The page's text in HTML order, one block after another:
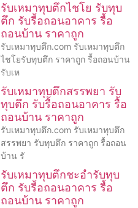
รับเหมาทุบตึกไชโย รับทุบ
ตึก รับรื้อถอนอาคาร รื้อ
ถอนบ้าน ราคาถูก
รับเหมาทุบตึก.com รับเหมาทุบตึก
ไชโยรับทุบตึก ราคาถูก รื้อถอนบ้าน
รับเห
รับเหมาทุบตึกสรรพยา รับ
ทุบตึก รับรื้อถอนอาคาร รื้อ
ถอนบ้าน ราคาถูก
รับเหมาทุบตึก.com รับเหมาทุบตึก
สรรพยา รับทุบตึก ราคาถูก รื้อถอน
บ้าน รั
รับเหมาทุบตึกชะอำรับทุบ
ตึก รับรื้อถอนอาคาร รื้อ
ถอนบ้าน ราคาถูก